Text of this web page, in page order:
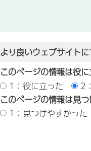
より良いウェブサイト
このページの情報は役
1：役に立った
2
このページの情報は見
1：見つけやすかった